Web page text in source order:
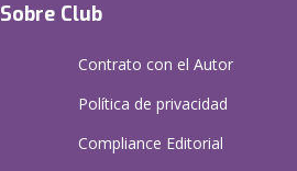
Sobre Club
Contrato con el Autor
Política de privacidad
Compliance Editorial